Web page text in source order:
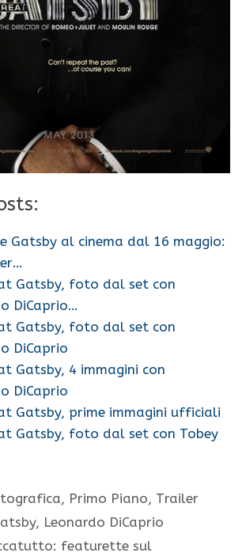
Gatsby al cinema dal 16 maggio:
Gatsby, foto dal set con
DiCaprio…
Gatsby, foto dal set con
DiCaprio
Gatsby, 4 immagini con
DiCaprio
Gatsby, prime immagini ufficiali
Gatsby, foto dal set con Tobey
, Primo Piano, Trailer
, Leonardo DiCaprio
featurette sul